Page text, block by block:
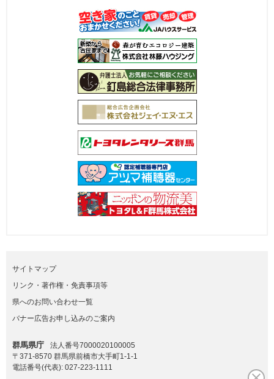
サイトマップ
リンク・著作権・免責事項等
県へのお問い合わせ一覧
バナー広告お申し込みのご案内
群馬県庁
法人番号7000020100005
〒371-8570 群馬県前橋市大手町1-1-1
電話番号(代表): 027-223-1111